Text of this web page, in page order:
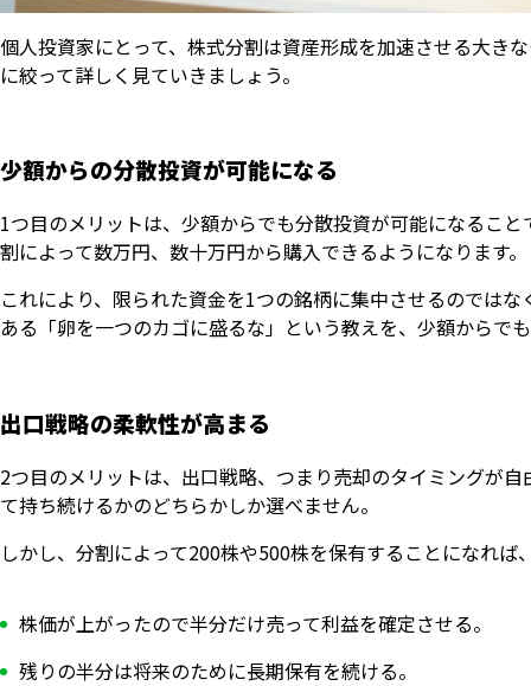
個人投資家にとって、株式分割は資産形成を加速させる大き
に絞って詳しく見ていきましょう。
少額からの分散投資が可能になる
1つ目のメリットは、少額からでも分散投資が可能になるこ
割によって数万円、数十万円から購入できるようになります。
これにより、限られた資金を1つの銘柄に集中させるのでは
ある「卵を一つのカゴに盛るな」という教えを、少額からで
出口戦略の柔軟性が高まる
2つ目のメリットは、出口戦略、つまり売却のタイミングが
て持ち続けるかのどちらかしか選べません。
しかし、分割によって200株や500株を保有することになれ
株価が上がったので半分だけ売って利益を確定させる。
残りの半分は将来のために長期保有を続ける。